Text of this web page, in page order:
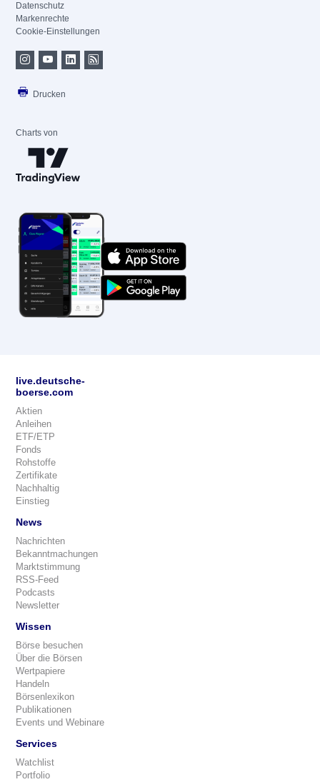
Datenschutz
Markenrechte
Cookie-Einstellungen
Drucken
Charts von
live.deutsche-
boerse.com
Aktien
Anleihen
ETF/ETP
Fonds
Rohstoffe
Zertifikate
Nachhaltig
Einstieg
News
Nachrichten
Bekanntmachungen
Marktstimmung
RSS-Feed
Podcasts
Newsletter
Wissen
Börse besuchen
Über die Börsen
Wertpapiere
Handeln
Börsenlexikon
Publikationen
Events und Webinare
Services
Watchlist
Portfolio